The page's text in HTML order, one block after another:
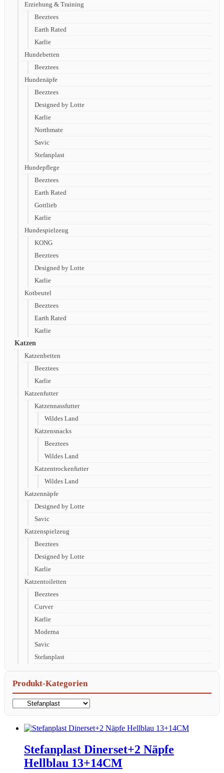
Erziehung & Training
Beeztees
Earth Rated
Karlie
Hundebetten
Beeztees
Hundenäpfe
Beeztees
Designed by Lotte
Karlie
Northmate
Savic
Stefanplast
Hundepflege
Beeztees
Earth Rated
Gottlieb
Karlie
Hundespielzeug
KONG
Beeztees
Designed by Lotte
Karlie
Kotbeutel
Beeztees
Earth Rated
Karlie
Katzen
Katzenbetten
Beeztees
Karlie
Katzenfutter
Katzennassfutter
Wildes Land
Katzensnacks
Beeztees
Wildes Land
Katzentrockenfutter
Wildes Land
Katzennäpfe
Designed by Lotte
Savic
Katzenspielzeug
Beeztees
Designed by Lotte
Karlie
Katzentoiletten
Beeztees
Curver
Karlie
Moderna
Savic
Stefanplast
Produkt-Kategorien
Stefanplast Dinerset+2 Näpfe
Hellblau 13+14CM